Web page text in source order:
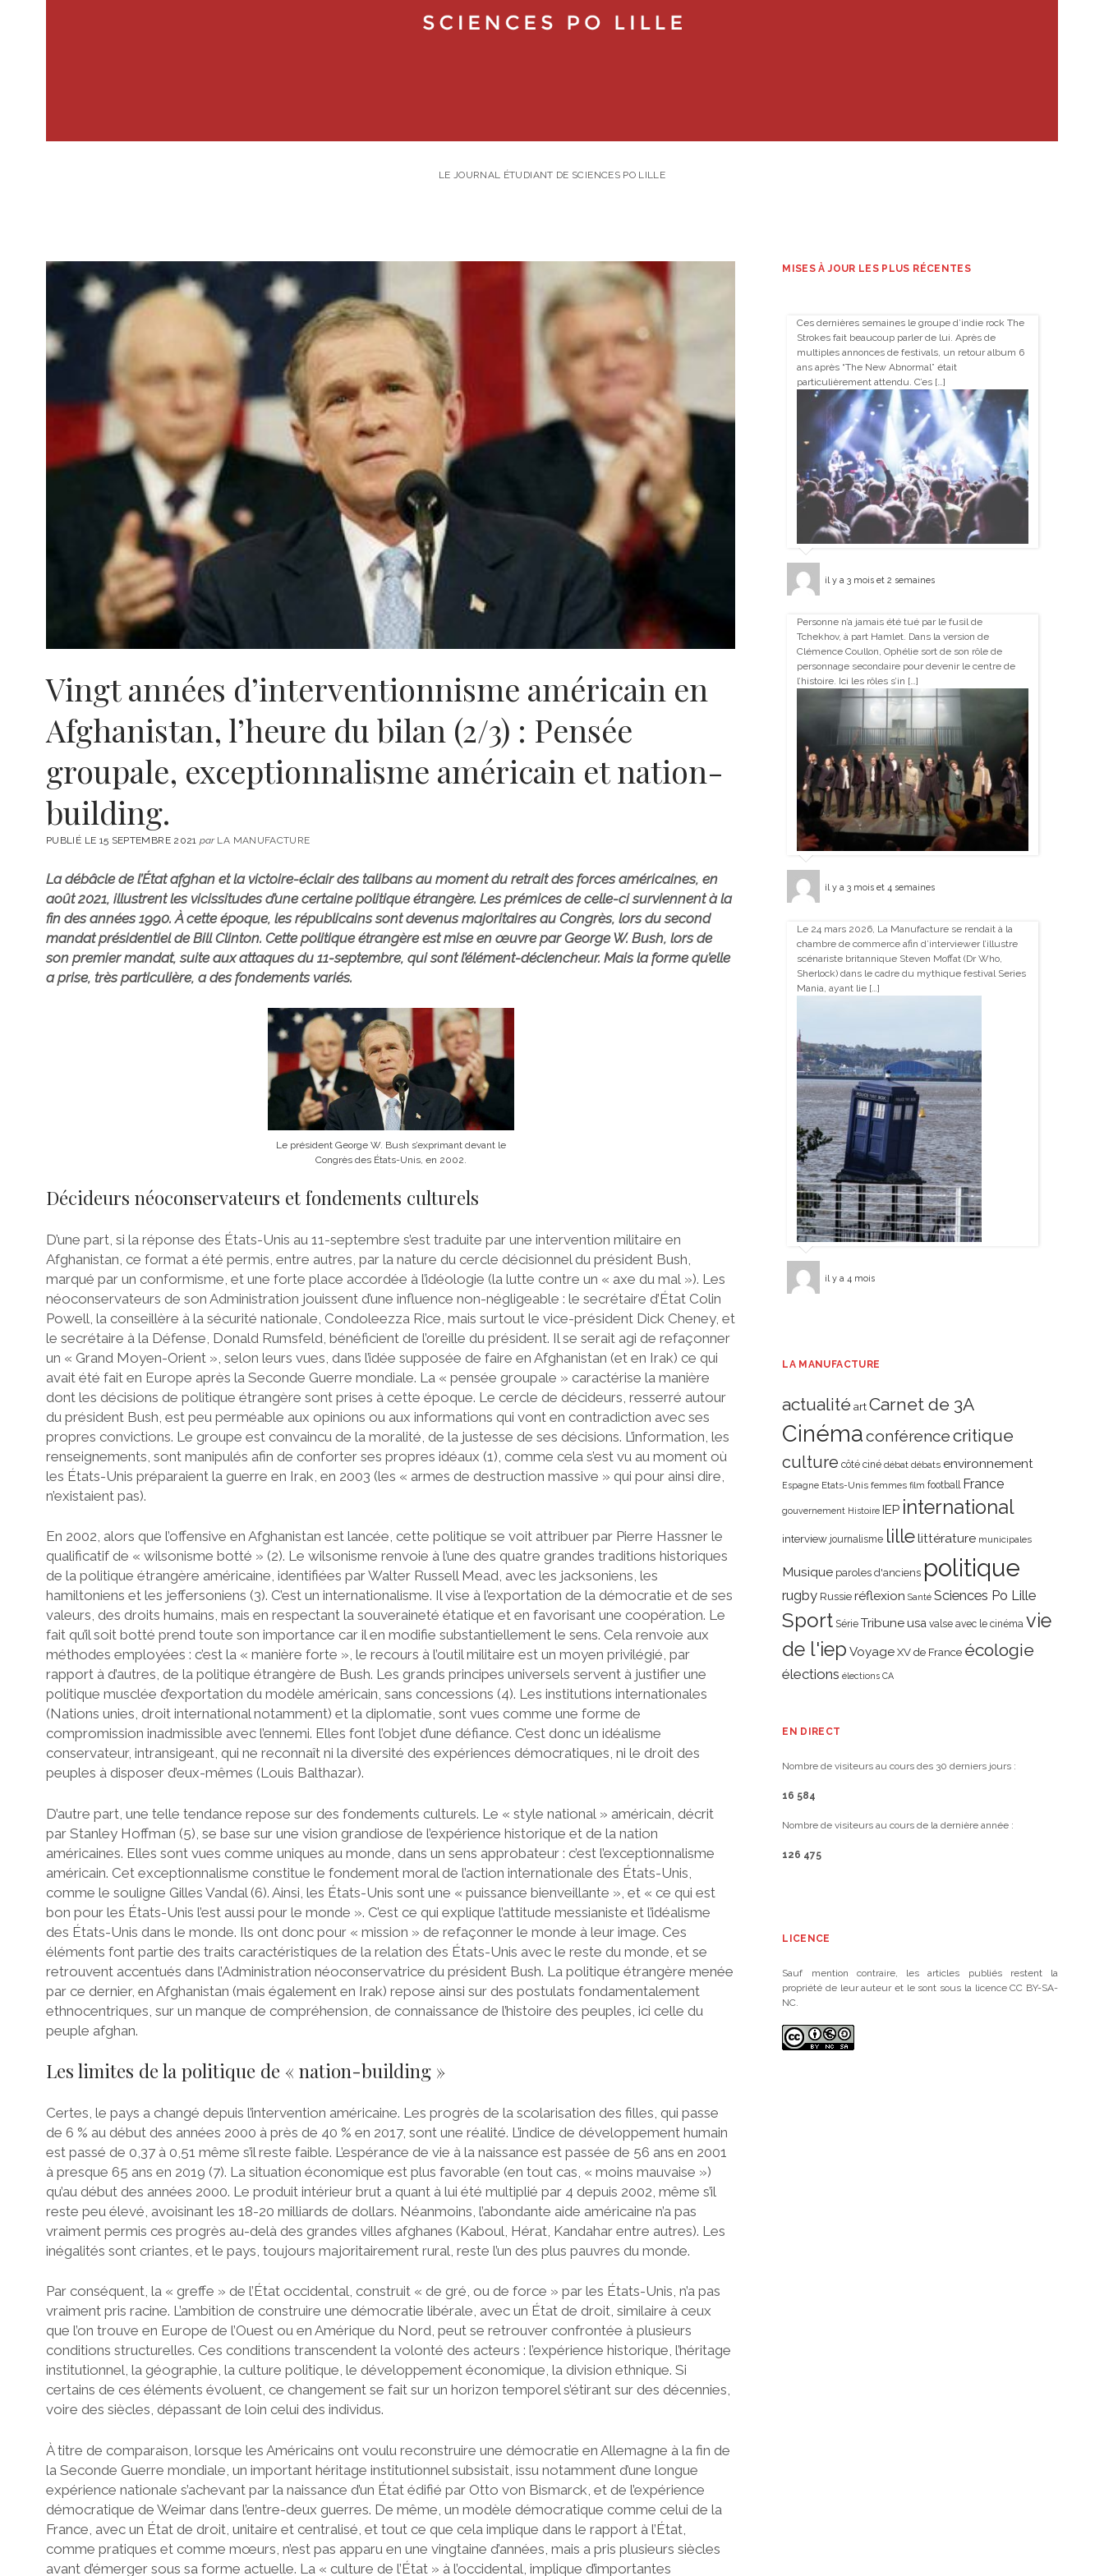
LE JOURNAL ÉTUDIANT DE SCIENCES PO LILLE
Vingt années d’interventionnisme américain en
Afghanistan, l’heure du bilan (2/3) : Pensée
groupale, exceptionnalisme américain et nation-
building.
PUBLIÉ LE 15 SEPTEMBRE 2021parLA MANUFACTURE
La débâcle de l’État afghan et la victoire-éclair des talibans au moment du retrait des forces américaines, en
août 2021, illustrent les vicissitudes d’une certaine politique étrangère. Les prémices de celle-ci surviennent à la
fin des années 1990. À cette époque, les républicains sont devenus majoritaires au Congrès, lors du second
mandat présidentiel de Bill Clinton. Cette politique étrangère est mise en œuvre par George W. Bush, lors de
son premier mandat, suite aux attaques du 11-septembre, qui sont l’élément-déclencheur. Mais la forme qu’elle
a prise, très particulière, a des fondements variés.
Le président George W. Bush s’exprimant devant le
Congrès des États-Unis, en 2002.
Décideurs néoconservateurs et fondements culturels
D’une part, si la réponse des États-Unis au 11-septembre s’est traduite par une intervention militaire en
Afghanistan, ce format a été permis, entre autres, par la nature du cercle décisionnel du président Bush,
marqué par un conformisme, et une forte place accordée à l’idéologie (la lutte contre un « axe du mal »). Les
néoconservateurs de son Administration jouissent d’une influence non-négligeable : le secrétaire d’État Colin
Powell, la conseillère à la sécurité nationale, Condoleezza Rice, mais surtout le vice-président Dick Cheney, et
le secrétaire à la Défense, Donald Rumsfeld, bénéficient de l’oreille du président. Il se serait agi de refaçonner
un « Grand Moyen-Orient », selon leurs vues, dans l’idée supposée de faire en Afghanistan (et en Irak) ce qui
avait été fait en Europe après la Seconde Guerre mondiale. La « pensée groupale » caractérise la manière
dont les décisions de politique étrangère sont prises à cette époque. Le cercle de décideurs, resserré autour
du président Bush, est peu perméable aux opinions ou aux informations qui vont en contradiction avec ses
propres convictions. Le groupe est convaincu de la moralité, de la justesse de ses décisions. L’information, les
renseignements, sont manipulés afin de conforter ses propres idéaux (1), comme cela s’est vu au moment où
les États-Unis préparaient la guerre en Irak, en 2003 (les « armes de destruction massive » qui pour ainsi dire,
n’existaient pas).
En 2002, alors que l’offensive en Afghanistan est lancée, cette politique se voit attribuer par Pierre Hassner le
qualificatif de « wilsonisme botté » (2). Le wilsonisme renvoie à l’une des quatre grandes traditions historiques
de la politique étrangère américaine, identifiées par Walter Russell Mead, avec les jacksoniens, les
hamiltoniens et les jeffersoniens (3). C’est un internationalisme. Il vise à l’exportation de la démocratie et de ses
valeurs, des droits humains, mais en respectant la souveraineté étatique et en favorisant une coopération. Le
fait qu’il soit botté prend toute son importance car il en modifie substantiellement le sens. Cela renvoie aux
méthodes employées : c’est la « manière forte », le recours à l’outil militaire est un moyen privilégié, par
rapport à d’autres, de la politique étrangère de Bush. Les grands principes universels servent à justifier une
politique musclée d’exportation du modèle américain, sans concessions (4). Les institutions internationales
(Nations unies, droit international notamment) et la diplomatie, sont vues comme une forme de
compromission inadmissible avec l’ennemi. Elles font l’objet d’une défiance. C’est donc un idéalisme
conservateur, intransigeant, qui ne reconnaît ni la diversité des expériences démocratiques, ni le droit des
peuples à disposer d’eux-mêmes (Louis Balthazar).
D’autre part, une telle tendance repose sur des fondements culturels. Le « style national » américain, décrit
par Stanley Hoffman (5), se base sur une vision grandiose de l’expérience historique et de la nation
américaines. Elles sont vues comme uniques au monde, dans un sens approbateur : c’est l’exceptionnalisme
américain. Cet exceptionnalisme constitue le fondement moral de l’action internationale des États-Unis,
comme le souligne Gilles Vandal (6). Ainsi, les États-Unis sont une « puissance bienveillante », et « ce qui est
bon pour les États-Unis l’est aussi pour le monde ». C’est ce qui explique l’attitude messianiste et l’idéalisme
des États-Unis dans le monde. Ils ont donc pour « mission » de refaçonner le monde à leur image. Ces
éléments font partie des traits caractéristiques de la relation des États-Unis avec le reste du monde, et se
retrouvent accentués dans l’Administration néoconservatrice du président Bush. La politique étrangère menée
par ce dernier, en Afghanistan (mais également en Irak) repose ainsi sur des postulats fondamentalement
ethnocentriques, sur un manque de compréhension, de connaissance de l’histoire des peuples, ici celle du
peuple afghan.
Les limites de la politique de « nation-building »
Certes, le pays a changé depuis l’intervention américaine. Les progrès de la scolarisation des filles, qui passe
de 6 % au début des années 2000 à près de 40 % en 2017, sont une réalité. L’indice de développement humain
est passé de 0,37 à 0,51 même s’il reste faible. L’espérance de vie à la naissance est passée de 56 ans en 2001
à presque 65 ans en 2019 (7). La situation économique est plus favorable (en tout cas, « moins mauvaise »)
qu’au début des années 2000. Le produit intérieur brut a quant à lui été multiplié par 4 depuis 2002, même s’il
reste peu élevé, avoisinant les 18-20 milliards de dollars. Néanmoins, l’abondante aide américaine n’a pas
vraiment permis ces progrès au-delà des grandes villes afghanes (Kaboul, Hérat, Kandahar entre autres). Les
inégalités sont criantes, et le pays, toujours majoritairement rural, reste l’un des plus pauvres du monde.
Par conséquent, la « greffe » de l’État occidental, construit « de gré, ou de force » par les États-Unis, n’a pas
vraiment pris racine. L’ambition de construire une démocratie libérale, avec un État de droit, similaire à ceux
que l’on trouve en Europe de l’Ouest ou en Amérique du Nord, peut se retrouver confrontée à plusieurs
conditions structurelles. Ces conditions transcendent la volonté des acteurs : l’expérience historique, l’héritage
institutionnel, la géographie, la culture politique, le développement économique, la division ethnique. Si
certains de ces éléments évoluent, ce changement se fait sur un horizon temporel s’étirant sur des décennies,
voire des siècles, dépassant de loin celui des individus.
À titre de comparaison, lorsque les Américains ont voulu reconstruire une démocratie en Allemagne à la fin de
la Seconde Guerre mondiale, un important héritage institutionnel subsistait, issu notamment d’une longue
expérience nationale s’achevant par la naissance d’un État édifié par Otto von Bismarck, et de l’expérience
démocratique de Weimar dans l’entre-deux guerres. De même, un modèle démocratique comme celui de la
France, avec un État de droit, unitaire et centralisé, et tout ce que cela implique dans le rapport à l’État,
comme pratiques et comme mœurs, n’est pas apparu en une vingtaine d’années, mais a pris plusieurs siècles
avant d’émerger sous sa forme actuelle. La « culture de l’État » à l’occidental, implique d’importantes
MISES À JOUR LES PLUS RÉCENTES
Ces dernières semaines le groupe d’indie rock The
Strokes fait beaucoup parler de lui. Après de
multiples annonces de festivals, un retour album 6
ans après “The New Abnormal” était
particulièrement attendu. C’es […]
il y a 3 mois et 2 semaines
Personne n’a jamais été tué par le fusil de
Tchekhov, à part Hamlet. Dans la version de
Clémence Coullon, Ophélie sort de son rôle de
personnage secondaire pour devenir le centre de
l’histoire. Ici les rôles s’in […]
il y a 3 mois et 4 semaines
Le 24 mars 2026, La Manufacture se rendait à la
chambre de commerce afin d’interviewer l’illustre
scénariste britannique Steven Moffat (Dr Who,
Sherlock) dans le cadre du mythique festival Series
Mania, ayant lie […]
il y a 4 mois
LA MANUFACTURE
actualité art Carnet de 3A
Cinémaconférencecritique
culture côté ciné débat débats environnement
Espagne Etats-Unis femmes film football France
gouvernement Histoire IEP international
interview journalisme lillelittérature municipales
Musique paroles d'anciens politique
rugby Russie réflexion Santé Sciences Po Lille
Sport Série Tribune usa valse avec le cinéma vie
de l'iep Voyage XV de France écologie
élections élections CA
EN DIRECT
Nombre de visiteurs au cours des 30 derniers jours :
16 584
Nombre de visiteurs au cours de la dernière année :
126 475
LICENCE
Sauf mention contraire, les articles publiés restent la
propriété de leur auteur et le sont sous la licence CC BY-SA-
NC.